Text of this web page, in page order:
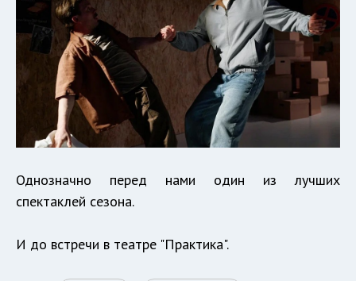
Однозначно перед нами один из лучших
спектаклей сезона.
И до встречи в театре "Практика".